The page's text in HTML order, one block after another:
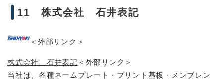
11 株式会社 石井表記
＜外部リンク＞
株式会社 石井表記 ＜外部リンク＞
当社は、各種ネームプレート・プリント基板・メンブレン